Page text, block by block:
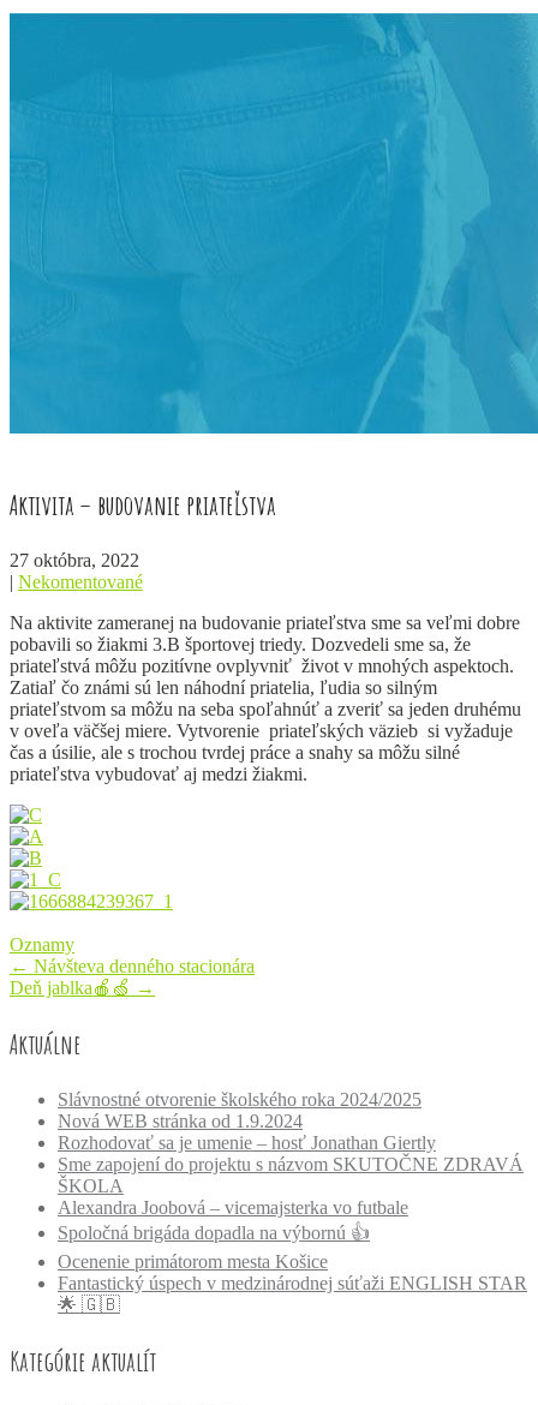
Aktivita – budovanie priateľstva
27 októbra, 2022
| Nekomentované
Na aktivite zameranej na budovanie priateľstva sme sa veľmi dobre
pobavili so žiakmi 3.B športovej triedy. Dozvedeli sme sa, že
priateľstvá môžu pozitívne ovplyvniť život v mnohých aspektoch.
Zatiaľ čo známi sú len náhodní priatelia, ľudia so silným
priateľstvom sa môžu na seba spoľahnúť a zveriť sa jeden druhému
v oveľa väčšej miere. Vytvorenie priateľských väzieb si vyžaduje
čas a úsilie, ale s trochou tvrdej práce a snahy sa môžu silné
priateľstva vybudovať aj medzi žiakmi.
Oznamy
Post
navigation
← Návšteva denného stacionára
Deň jablka🍎🍏 →
Aktuálne
Slávnostné otvorenie školského roka 2024/2025
Nová WEB stránka od 1.9.2024
Rozhodovať sa je umenie – hosť Jonathan Giertly
Sme zapojení do projektu s názvom SKUTOČNE ZDRAVÁ
ŠKOLA
Alexandra Joobová – vicemajsterka vo futbale
Spoločná brigáda dopadla na výbornú 👍
Ocenenie primátorom mesta Košice
Fantastický úspech v medzinárodnej súťaži ENGLISH STAR
🌟 🇬🇧
Kategórie aktualít